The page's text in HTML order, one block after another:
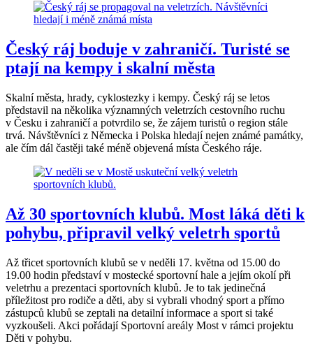
Český ráj boduje v zahraničí. Turisté se
ptají na kempy i skalní města
Skalní města, hrady, cyklostezky i kempy. Český ráj se letos
představil na několika významných veletrzích cestovního ruchu
v Česku i zahraničí a potvrdilo se, že zájem turistů o region stále
trvá. Návštěvníci z Německa i Polska hledají nejen známé památky,
ale čím dál častěji také méně objevená místa Českého ráje.
Až 30 sportovních klubů. Most láká děti k
pohybu, připravil velký veletrh sportů
Až třicet sportovních klubů se v neděli 17. května od 15.00 do
19.00 hodin představí v mostecké sportovní hale a jejím okolí při
veletrhu a prezentaci sportovních klubů. Je to tak jedinečná
příležitost pro rodiče a děti, aby si vybrali vhodný sport a přímo
zástupců klubů se zeptali na detailní informace a sport si také
vyzkoušeli. Akci pořádají Sportovní areály Most v rámci projektu
Děti v pohybu.